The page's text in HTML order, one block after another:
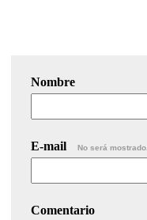
Nombre
E-mail No será mostrado.
Comentario